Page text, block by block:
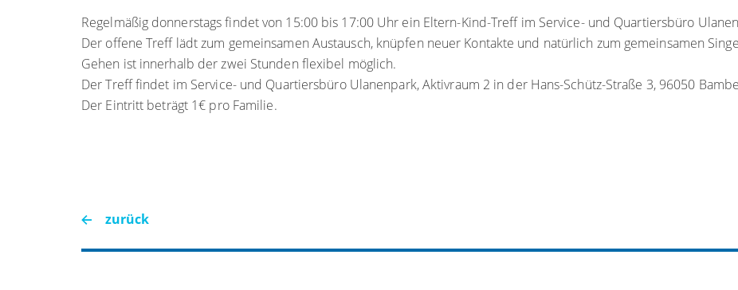
Regelmäßig donnerstags findet von 15:00 bis 17:00 Uhr ein Eltern-Kind-Treff im Service- und Quartiersbüro
Der offene Treff lädt zum gemeinsamen Austausch, knüpfen neuer Kontakte und natürlich zum gemeinsamen
Gehen ist innerhalb der zwei Stunden flexibel möglich.
Der Treff findet im Service- und Quartiersbüro Ulanenpark, Aktivraum 2 in der Hans-Schütz-Straße 3, 96050
Der Eintritt beträgt 1€ pro Familie.
zurück